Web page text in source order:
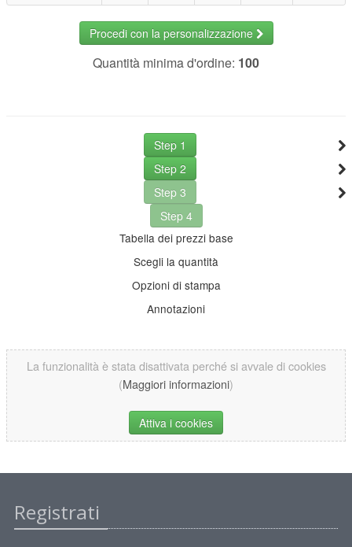
Procedi con la personalizzazione
Quantità minima d'ordine: 100
Step 1
Step 2
Step 3
Step 4
Tabella dei prezzi base
Scegli la quantità
Opzioni di stampa
Annotazioni
La funzionalità è stata disattivata perché si avvale di cookies
(Maggiori informazioni)
Attiva i cookies
Registrati